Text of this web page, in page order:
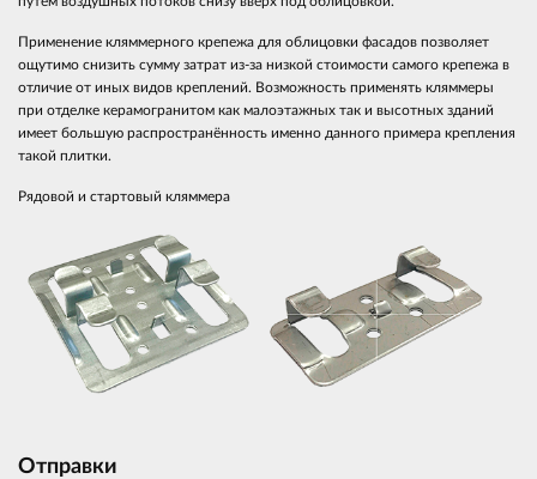
Применение кляммерного крепежа для облицовки фасадов позволяет
ощутимо снизить сумму затрат из-за низкой стоимости самого крепежа в
отличие от иных видов креплений. Возможность применять кляммеры
при отделке керамогранитом как малоэтажных так и высотных зданий
имеет большую распространённость именно данного примера крепления
такой плитки.
Рядовой и стартовый кляммера
Отправки